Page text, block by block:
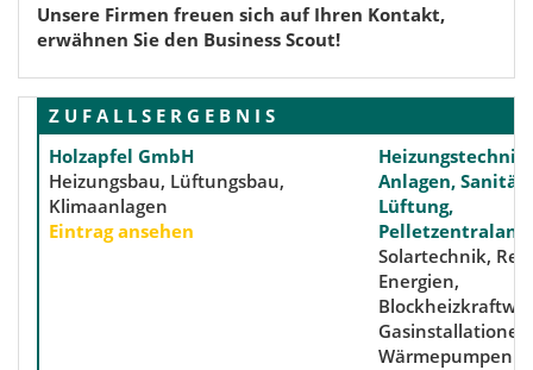
Unsere Firmen freuen sich auf Ihren Kontakt,
erwähnen Sie den Business Scout!
Z U F A L L S E R G E B N I S
Holzapfel GmbH
Heizungsbau, Lüftungsbau,
Klimaanlagen
Eintrag ansehen
Anlagen,
Lüftung,
Solartechnik,
Energien,
Wärmepumpen